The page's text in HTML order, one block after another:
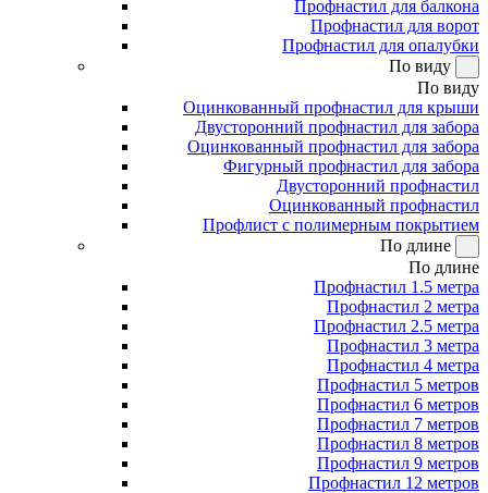
Профнастил для балкона
Профнастил для ворот
Профнастил для опалубки
По виду
По виду
Оцинкованный профнастил для крыши
Двусторонний профнастил для забора
Оцинкованный профнастил для забора
Фигурный профнастил для забора
Двусторонний профнастил
Оцинкованный профнастил
Профлист с полимерным покрытием
По длине
По длине
Профнастил 1.5 метра
Профнастил 2 метра
Профнастил 2.5 метра
Профнастил 3 метра
Профнастил 4 метра
Профнастил 5 метров
Профнастил 6 метров
Профнастил 7 метров
Профнастил 8 метров
Профнастил 9 метров
Профнастил 12 метров